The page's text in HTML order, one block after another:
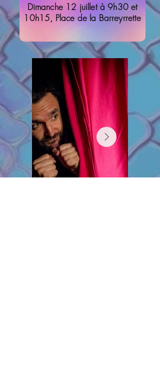
Dimanche 12 juillet à 9h30 et
10h15, Place de la Barreyrrette